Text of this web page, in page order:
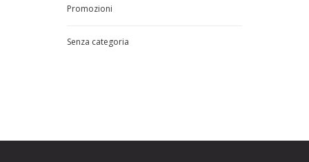
Promozioni
Senza categoria